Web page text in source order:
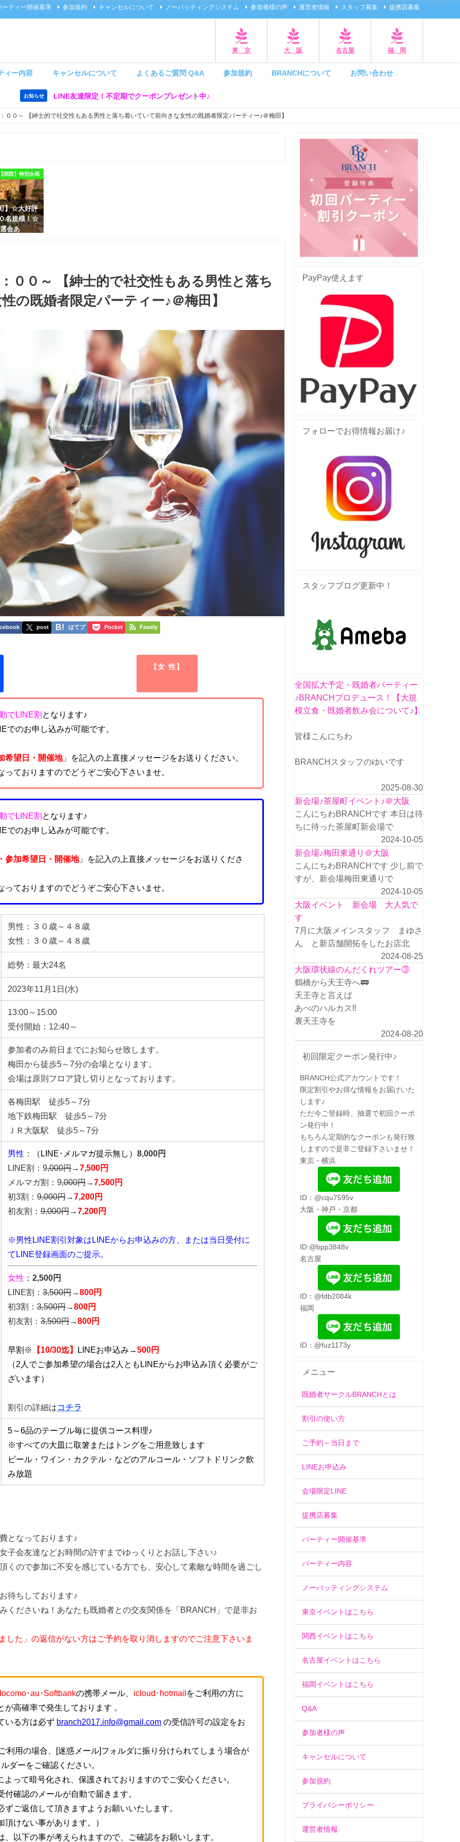
ーティー開催基準 参加規約 キャンセルについて ノーバッティングシステム 参加者様の声 運営者情報 スタッフ募集 提携店募集
東 京 大 阪 名古屋 福 岡
ィー内容 キャンセルについて よくあるご質問 Q&A 参加規約 BRANCHについて お問い合わせ
お知らせ LINE友達限定！不定期でクーポンプレゼント中♪
００～ 【紳士的で社交性もある男性と落ち着いていて前向きな女性の既婚者限定パーティー♪＠梅田】
関西】特別企画
】☆大好評
名規模！☆
会あ
００～ 【紳士的で社交性もある男性と落ち
の既婚者限定パーティー♪＠梅田】
post はてブ Pocket Feedly
【女 性】
でLINE割 となります♪
でのお申し込みが可能です。
希望日・開催地」を記入の上直接メッセージをお送りください。
ておりますのでどうぞご安心下さいませ。
でLINE割 となります♪
でのお申し込みが可能です。
参加希望日・開催地」を記入の上直接メッセージをお送りくださ
ておりますのでどうぞご安心下さいませ。
男性：３０歳～４８歳
女性：３０歳～４８歳
総勢：最大24名
2023年11月1日(水)
13:00～15:00
受付開始：12:40～
参加者のみ前日までにお知らせ致します。
梅田から徒歩5～7分の会場となります。
会場は原則フロア貸し切りとなっております。
各梅田駅 徒歩5～7分
地下鉄梅田駅 徒歩5～7分
ＪＲ大阪駅 徒歩5～7分
男性 ： （LINE･メルマガ提示無し） 8,000円
LINE割：9,000円→7,500円
メルマガ割：9,000円→7,500円
初3割： 9,000円→7,200円
初友割： 9,000円→7,200円
※男性LINE割引対象はLINEからお申込みの方、または当日受付に
てLINE登録画面のご提示。
女性 ： 2,500円
LINE割： 3,500円→800円
初3割： 3,500円→800円
初友割： 3,500円→800円
早割※ 【10/30迄】 LINEお申込み→500円
（2人でご参加希望の場合は2人ともLINEからお申込み頂く必要がご
ざいます）
割引の詳細はコチラ
5～6品のテーブル毎に提供コース料理♪
※すべての大皿に取箸またはトングをご用意致します
ビール・ワイン・カクテル・などのアルコール・ソフトドリンク飲
み放題
となっております♪
子会友達などお時間の許すまでゆっくりとお話し下さい♪
くので参加に不安を感じている方でも、安心して素敵な時間を過ごし
待ちしております♪
くださいね！あなたも既婚者との交友関係を「BRANCH」で是非お
た」の返信がない方はご予約を取り消しますのでご注意下さいま
･au･Softbankの携帯メール、 icloud･hotmail をご利用の方に
高確率で発生しております 。
いる方は必ず branch2017.info@gmail.com の受信許可の設定をお
利用の場合、[迷惑メール]フォルダに振り分けられてしまう場合が
ダーをご確認ください。
って暗号化され、保護されておりますのでご安心ください。
確認のメールが自動で届きます。
ご返信して頂きますようお願いいたします。
けない事があります。）
以下の事が考えられますので、ご確認をお願いします。
PayPay使えます
フォローでお得情報お届け♪
スタッフブログ更新中！
全国拡大予定・既婚者パーティー
♪BRANCHプロデュース！【大規
模立食・既婚者飲み会について♪】
皆様こんにちわ
BRANCHスタッフのゆいです
2025-08-30
新会場♪茶屋町イベント♪＠大阪
こんにちわBRANCHです 本日は待
ちに待った茶屋町新会場で
2024-10-05
新会場♪梅田東通り＠大阪
こんにちわBRANCHです 少し前で
すが、新会場梅田東通りで
2024-10-05
大阪イベント 新会場 大人気で
す
7月に大阪メインスタッフ まゆさ
ん と新店舗開拓をしたお店北
2024-08-25
大阪環状線のんだくれツアー③
鶴橋から天王寺へ🚃
天王寺と言えば
あべのハルカス‼️
裏天王寺を
2024-08-20
初回限定クーポン発行中♪
BRANCH公式アカウントです！
限定割引やお得な情報をお届けいた
します♪
ただ今ご登録時、抽選で初回クーポ
ン発行中！
もちろん定期的なクーポンも発行致
しますので是非ご登録下さいませ！
東京・横浜
ID：@cqu7595v
大阪・神戸・京都
ID:@bpp3848v
名古屋
ID：@fdb2084k
福岡
ID：@fuz1173y
メニュー
既婚者サークルBRANCHとは
割引の使い方
ご予約～当日まで
LINEお申込み
会場限定LINE
提携店募集
パーティー開催基準
パーティー内容
ノーバッティングシステム
東京イベントはこちら
関西イベントはこちら
名古屋イベントはこちら
福岡イベントはこちら
Q&A
参加者様の声
キャンセルについて
参加規約
プライバシーポリシー
運営者情報